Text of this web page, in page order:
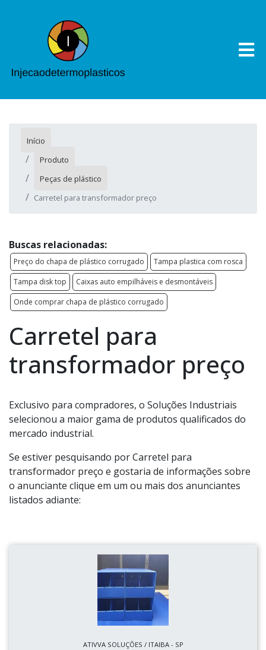
Início
Produto
Peças de plástico
Carretel para transformador preço
Buscas relacionadas:
Preço do chapa de plástico corrugado
Tampa plastica com rosca
Tampa disk top
Caixas auto empilháveis e desmontáveis
Onde comprar chapa de plástico corrugado
Carretel para
transformador preço
Exclusivo para compradores, o Soluções Industriais
selecionou a maior gama de produtos qualificados do
mercado industrial.
Se estiver pesquisando por Carretel para
transformador preço e gostaria de informações sobre
o anunciante clique em um ou mais dos anunciantes
listados adiante:
ATIVVA SOLUÇÕES / ITAIBA - SP